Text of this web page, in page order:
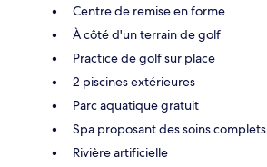
Centre de remise en forme
À côté d'un terrain de golf
Practice de golf sur place
2 piscines extérieures
Parc aquatique gratuit
Spa proposant des soins complets
Rivière artificielle